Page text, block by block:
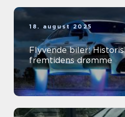
18. august 2025
Flyvende biler:
fremtidens drømme